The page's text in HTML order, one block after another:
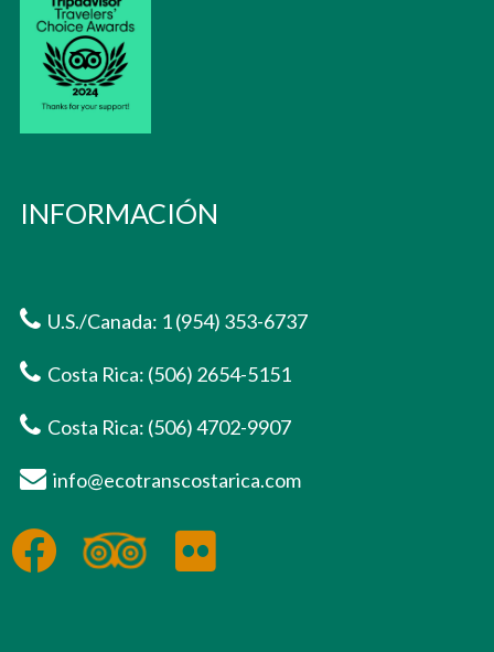
INFORMACIÓN
U.S./Canada: 1 (954) 353-6737
Costa Rica: (506) 2654-5151
Costa Rica: (506) 4702-9907
info@ecotranscostarica.com